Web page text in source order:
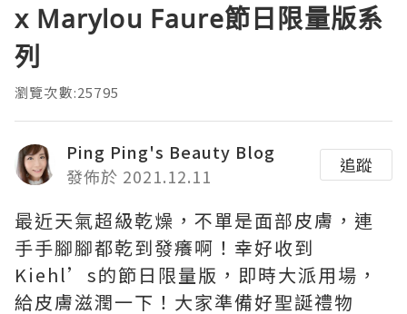
x Marylou Faure節日限量版系
列
瀏覽次數:25795
Ping Ping's Beauty Blog
發佈於 2021.12.11
追蹤
最近天氣超級乾燥，不單是面部皮膚，連
手手腳腳都乾到發癢啊！幸好收到
Kiehl’s的節日限量版，即時大派用場，
給皮膚滋潤一下！大家準備好聖誕禮物